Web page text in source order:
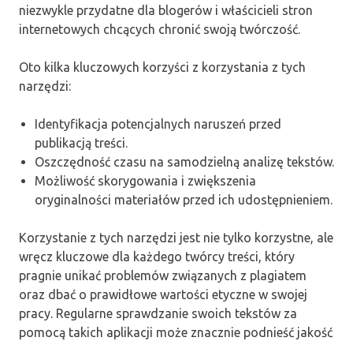
niezwykle przydatne dla blogerów i właścicieli stron
internetowych chcących chronić swoją twórczość.
Oto kilka kluczowych korzyści z korzystania z tych
narzędzi:
Identyfikacja potencjalnych naruszeń przed
publikacją treści.
Oszczędność czasu na samodzielną analizę tekstów.
Możliwość skorygowania i zwiększenia
oryginalności materiałów przed ich udostępnieniem.
Korzystanie z tych narzędzi jest nie tylko korzystne, ale
wręcz kluczowe dla każdego twórcy treści, który
pragnie unikać problemów związanych z plagiatem
oraz dbać o prawidłowe wartości etyczne w swojej
pracy. Regularne sprawdzanie swoich tekstów za
pomocą takich aplikacji może znacznie podnieść jakość